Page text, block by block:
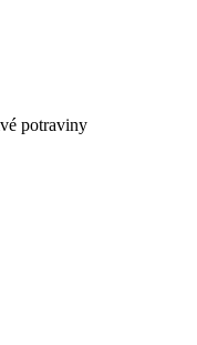
potraviny